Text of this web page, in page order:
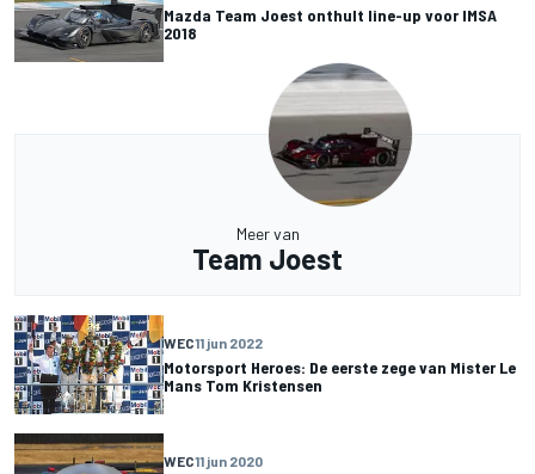
Mazda Team Joest onthult line-up voor IMSA
2018
Meer van
Team Joest
WEC11 jun 2022
Motorsport Heroes: De eerste zege van Mister Le
Mans Tom Kristensen
WEC11 jun 2020